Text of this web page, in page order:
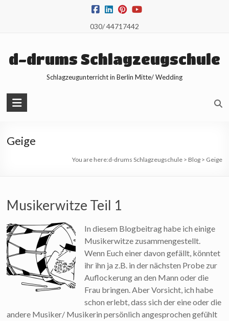
030/ 44717442
d-drums Schlagzeugschule
Schlagzeugunterricht in Berlin Mitte/ Wedding
Geige
You are here:d-drums Schlagzeugschule> Blog> Geige
Musikerwitze Teil 1
In diesem Blogbeitrag habe ich einige
Musikerwitze zusammengestellt.
Wenn Euch einer davon gefällt, könntet
ihr ihn ja z.B. in der nächsten Probe zur
Auflockerung an den Mann oder die
Frau bringen. Aber Vorsicht, ich habe
schon erlebt, dass sich der eine oder die
andere Musiker/ Musikerin persönlich angesprochen gefühlt